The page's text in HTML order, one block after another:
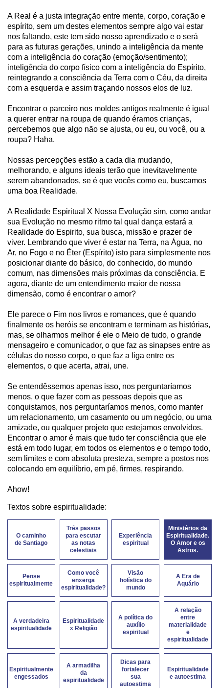
A Real é a justa integração entre mente, corpo, coração e
espírito, sem um destes elementos sempre algo vai estar
nos faltando, este tem sido nosso aprendizado e o será
para as futuras gerações, unindo a inteligência da mente
com a inteligência do coração (emoção/sentimento);
inteligência do corpo físico com a inteligência do Espírito,
reintegrando a consciência da Terra com o Céu, da direita
com a esquerda e assim traçando nossos elos de luz.
Encontrar o parceiro nos moldes antigos realmente é igual
a querer entrar na roupa de quando éramos crianças,
percebemos que algo não se ajusta, ou eu, ou você, ou a
roupa? Haha.
Nossas percepções estão a cada dia mudando,
melhorando, e alguns ideais terão que inevitavelmente
serem abandonados, se é que vocês como eu, buscamos
uma boa Realidade.
A Realidade Espiritual X Nossa Evolução sim, como andar
sua Evolução no mesmo ritmo tal qual dança estará a
Realidade do Espirito, sua busca, missão e prazer de
viver. Lembrando que viver é estar na Terra, na Água, no
Ar, no Fogo e no Éter (Espírito) isto para simplesmente nos
posicionar diante do básico, do conhecido, do mundo
comum, nas dimensões mais próximas da consciência. E
agora, diante de um entendimento maior de nossa
dimensão, como é encontrar o amor?
Ele parece o Fim nos livros e romances, que é quando
finalmente os heróis se encontram e terminam as histórias,
mas, se olharmos melhor é ele o Meio de tudo, o grande
mensageiro e comunicador, o que faz as sinapses entre as
células do nosso corpo, o que faz a liga entre os
elementos, o que acerta, atrai, une.
Se entendêssemos apenas isso, nos perguntaríamos
menos, o que fazer com as pessoas depois que as
conquistamos, nos perguntaríamos menos, como manter
um relacionamento, um casamento ou um negócio, ou uma
amizade, ou qualquer projeto que estejamos envolvidos.
Encontrar o amor é mais que tudo ter consciência que ele
está em todo lugar, em todos os elementos e o tempo todo,
sem limites e com absoluta presteza, sempre a postos nos
colocando em equilíbrio, em pé, firmes, respirando.
Ahow!
Textos sobre espiritualidade:
O caminho
de Santiago
Três passos
para escutar
as notas
celestiais
Experiência
espiritual
Ministérios da
Espiritualidade.
O Amor e os
Astros.
Pense
espiritualmente
Como você
enxerga
espiritualidade?
Visão
holística do
mundo
A Era de
Aquário
A verdadeira
espiritualidade
Espiritualidade
x Religião
A política do
auxílio
espiritual
A relação
entre
materialidade
e
espiritualidade
Espiritualmente
engessados
A armadilha
da
espiritualidade
Dicas para
fortalecer
sua
autoestima
Espiritualidade
e autoestima